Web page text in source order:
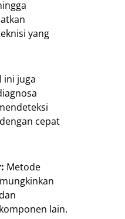
yang
ini juga
cepat
Metode
lain.